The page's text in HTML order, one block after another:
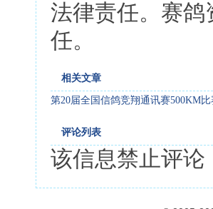
法律责任。赛
任。
相关文章
第20届全国信鸽竞翔通讯赛500KM
评论列表
该信息禁止评论